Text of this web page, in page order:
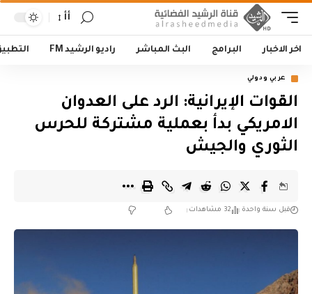
أأ
اخر الاخبار البرامج البث المباشر راديو الرشيد FM
عربي ودولي
القوات الإيرانية: الرد على العدوان
الامريكي بدأ بعملية مشتركة للحرس
الثوري والجيش
قبل سنة واحدة 32 مشاهدات